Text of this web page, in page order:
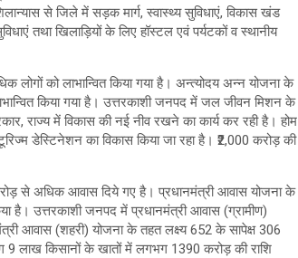
से जिले में सड़क मार्ग, स्वास्थ्य सुविधाएं, विकास खंड
तथा खिलाड़ियों के लिए हॉस्टल एवं पर्यटकों व स्थानीय
को लाभान्वित किया गया है। अन्त्योदय अन्न योजना के
किया गया है। उत्तरकाशी जनपद में जल जीवन मिशन के
राज्य में विकास की नई नीव रखने का कार्य कर रही है। होम
डेस्टिनेशन का विकास किया जा रहा है। ₹2,000 करोड़ की
से अधिक आवास दिये गए है। प्रधानमंत्री आवास योजना के
है। उत्तरकाशी जनपद में प्रधानमंत्री आवास (ग्रामीण)
आवास (शहरी) योजना के तहत लक्ष्य 652 के सापेक्ष 306
9 लाख किसानों के खातों में लगभग 1390 करोड़ की राशि